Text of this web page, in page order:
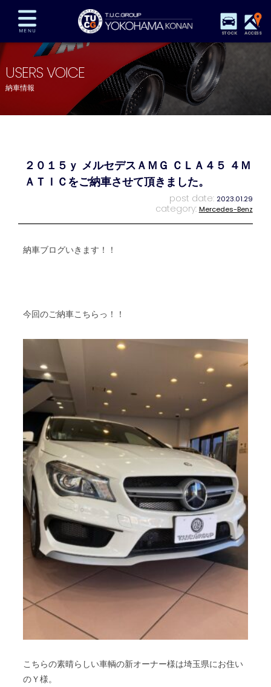
STOCK ACCESS
在庫車両情報 保証&サービス パーツリスト
TUCとは？ 店舗情報 アクセスマップ
全国納車 特別作業 注文販売
プライバシーポリシー スタッフblog
USERS VOICE
納車情報
２０１５ｙ メルセデスＡＭＧ ＣＬＡ４５ ４Ｍ
ＡＴＩＣをご納車させて頂きました。
post date: 2023.01.29
category: Mercedes-Benz
納車ブログいきます！！
今回のご納車こちらっ！！
こちらの素晴らしい車輌の新オーナー様は埼玉県にお住い
のＹ様。